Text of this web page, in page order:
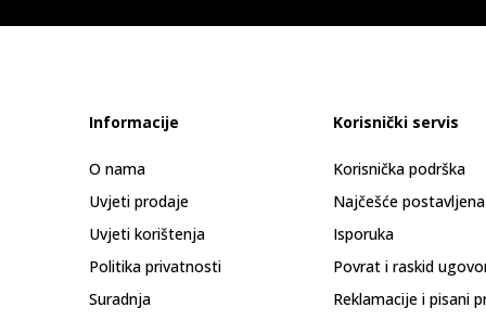
Informacije
O nama
Uvjeti prodaje
Uvjeti korištenja
Politika privatnosti
Suradnja
Korisnički servis
Korisnička podrška
Najčešće
Isporuka
Povrat i raskid
Reklamacije i pisani